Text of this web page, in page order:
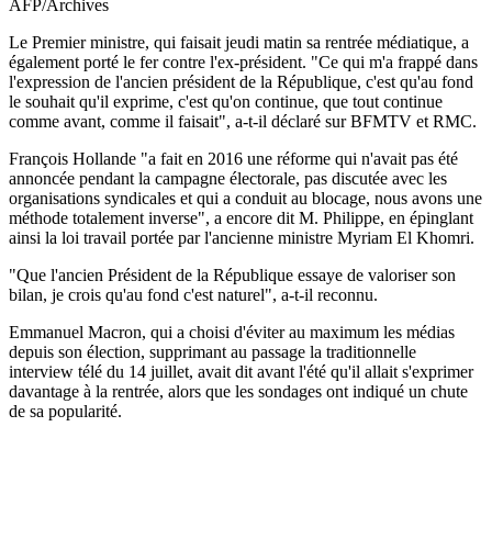
AFP/Archives
Le Premier ministre, qui faisait jeudi matin sa rentrée médiatique, a
également porté le fer contre l'ex-président. "Ce qui m'a frappé dans
l'expression de l'ancien président de la République, c'est qu'au fond
le souhait qu'il exprime, c'est qu'on continue, que tout continue
comme avant, comme il faisait", a-t-il déclaré sur BFMTV et RMC.
François Hollande "a fait en 2016 une réforme qui n'avait pas été
annoncée pendant la campagne électorale, pas discutée avec les
organisations syndicales et qui a conduit au blocage, nous avons une
méthode totalement inverse", a encore dit M. Philippe, en épinglant
ainsi la loi travail portée par l'ancienne ministre Myriam El Khomri.
"Que l'ancien Président de la République essaye de valoriser son
bilan, je crois qu'au fond c'est naturel", a-t-il reconnu.
Emmanuel Macron, qui a choisi d'éviter au maximum les médias
depuis son élection, supprimant au passage la traditionnelle
interview télé du 14 juillet, avait dit avant l'été qu'il allait s'exprimer
davantage à la rentrée, alors que les sondages ont indiqué un chute
de sa popularité.